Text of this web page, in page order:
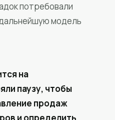
потребовали
модель
на
паузу, чтобы
продаж